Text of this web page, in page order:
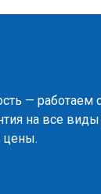
—
на все виды
цены.